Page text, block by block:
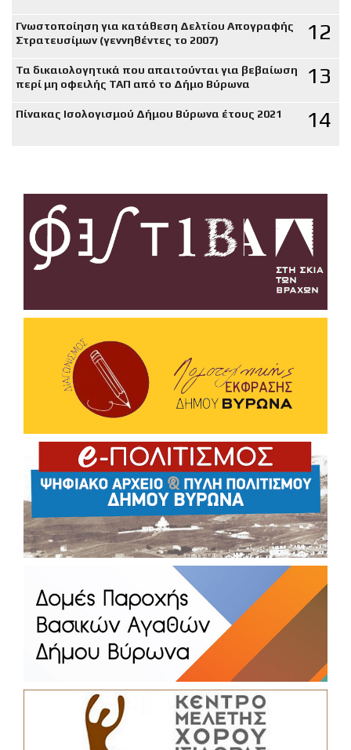
Γνωστοποίηση για κατάθεση Δελτίου Απογραφής
Στρατευσίμων (γεννηθέντες το 2007)
12
Τα δικαιολογητικά που απαιτούνται για βεβαίωση
περί μη οφειλής ΤΑΠ από το Δήμο Βύρωνα
13
Πίνακας Ισολογισμού Δήμου Βύρωνα έτους 2021 14